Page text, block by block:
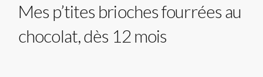
Mes p’tites brioches fourrées au
chocolat, dès 12 mois